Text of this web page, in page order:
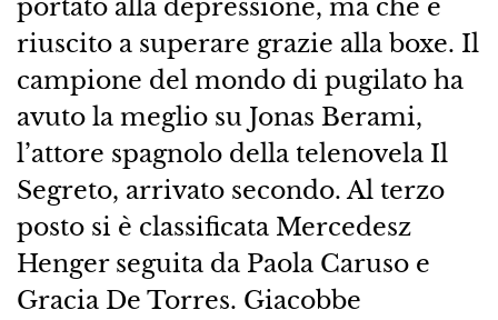
portato alla depressione, ma che è
riuscito a superare grazie alla boxe. Il
campione del mondo di pugilato ha
avuto la meglio su Jonas Berami,
l’attore spagnolo della telenovela Il
Segreto, arrivato secondo. Al terzo
posto si è classificata Mercedesz
Henger seguita da Paola Caruso e
Gracia De Torres. Giacobbe